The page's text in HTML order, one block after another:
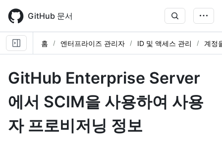
main
content
GitHub 문서
홈 엔터프라이즈 관리자 ID 및 액세스 관리 계정
GitHub Enterprise Server
에서 SCIM을 사용하여 사용
자 프로비저닝 정보